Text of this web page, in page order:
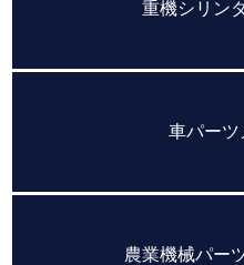
重機シリン
車パーツ
農業機械パー